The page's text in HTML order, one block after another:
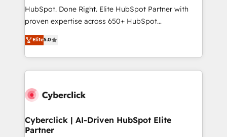
architecture, AI enablement, and strategic marketing,
delivered through our proprietary FLAIR framework
Partner and ISO 27001:2022 certified consultancy,
we blend strategy, creativity, and technology to help
HubSpot. Done Right. Elite HubSpot Partner with
proven expertise across 650+ HubSpot
implementations. With 12+ years of HubSpot
experience, we help you use the HubSpot platform
to its fullest capacity, improve your current HubSpot
website, or build your new one.
Elite5.0
Cyberclick | AI-Driven HubSpot Elite
Partner